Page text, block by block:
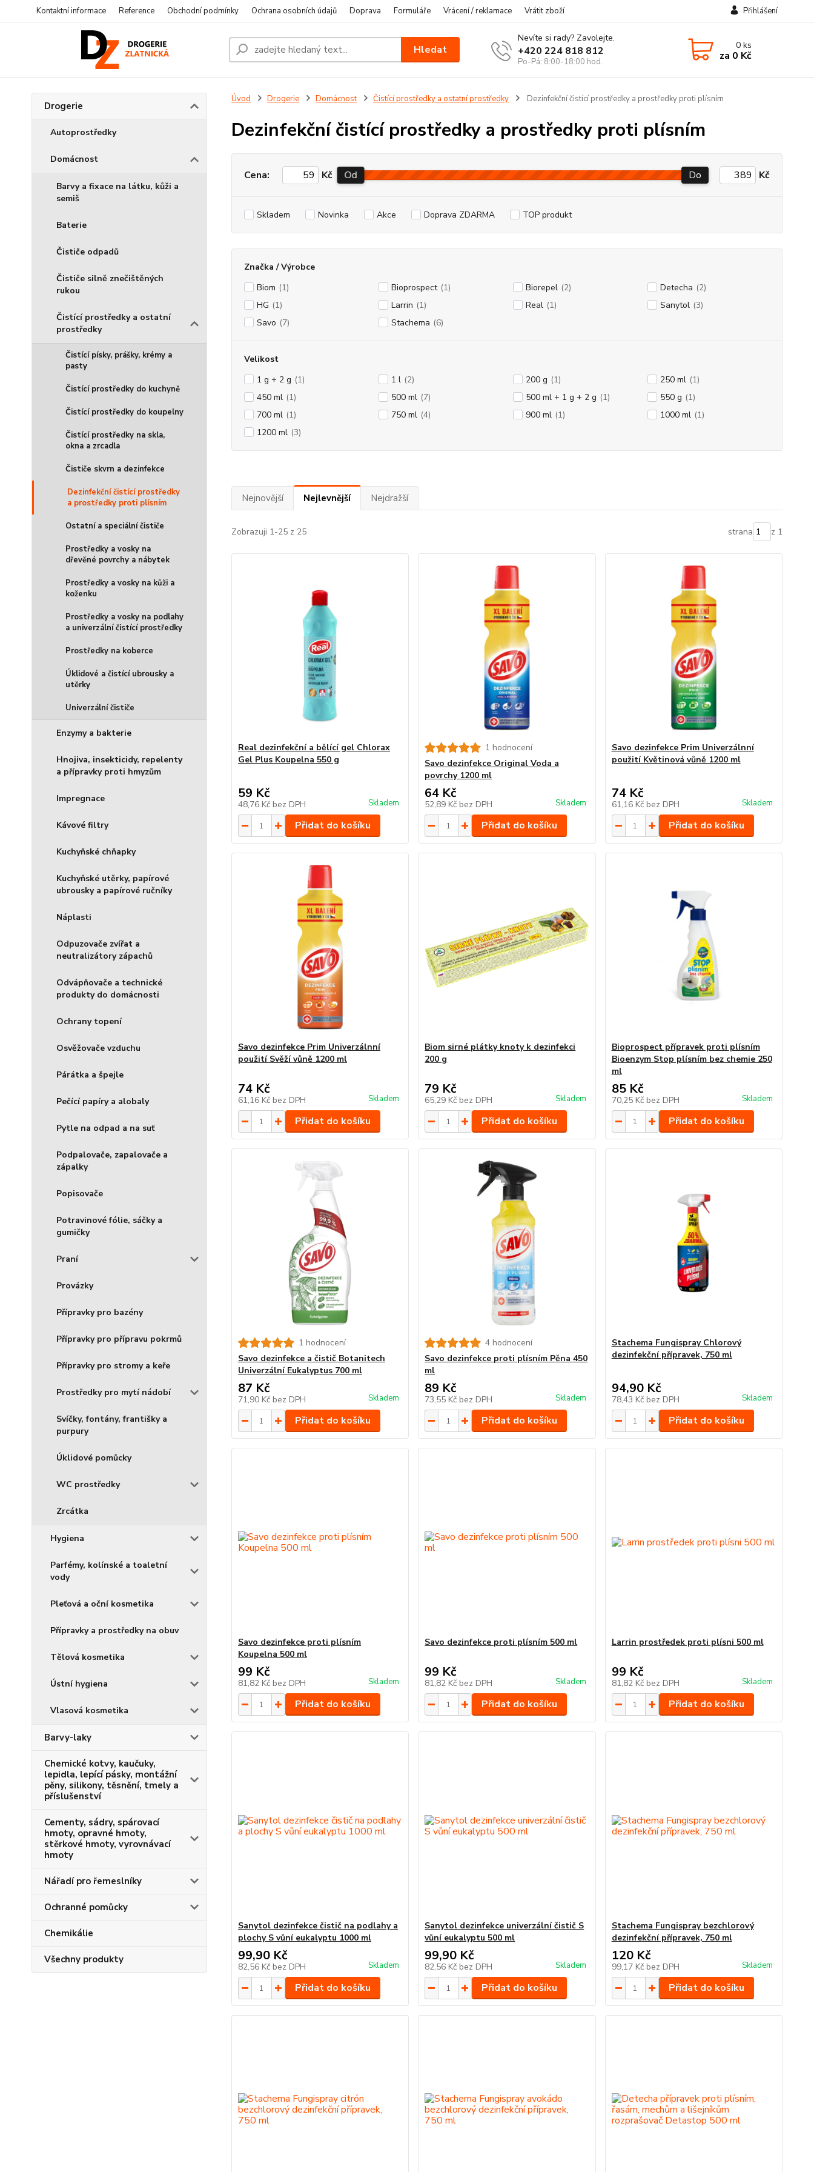
Kontaktní informace Reference Obchodní podmínky Ochrana osobních údajů Doprava Formuláře Vrácení / reklamace Vrátit zboží Přihlášení
Hledat
Nevíte si rady? Zavolejte.
+420 224 818 812
Po-Pá: 8:00-18:00 hod.
0ks
za 0 Kč
Drogerie
Autoprostředky
Domácnost
Barvy a fixace na látku, kůži a
semiš
Baterie
Čističe odpadů
Čističe silně znečištěných
rukou
Čistící prostředky a ostatní
prostředky
Čistící písky, prášky, krémy a
pasty
Čistící prostředky do kuchyně
Čistící prostředky do koupelny
Čistící prostředky na skla,
okna a zrcadla
Čističe skvrn a dezinfekce
Dezinfekční čistící prostředky
a prostředky proti plísním
Ostatní a speciální čističe
Prostředky a vosky na
dřevěné povrchy a nábytek
Prostředky a vosky na kůži a
koženku
Prostředky a vosky na podlahy
a univerzální čistící prostředky
Prostředky na koberce
Úklidové a čistící ubrousky a
utěrky
Univerzální čističe
Enzymy a bakterie
Hnojiva, insekticidy, repelenty
a přípravky proti hmyzům
Impregnace
Kávové filtry
Kuchyňské chňapky
Kuchyňské utěrky, papírové
ubrousky a papírové ručníky
Náplasti
Odpuzovače zvířat a
neutralizátory zápachů
Odvápňovače a technické
produkty do domácnosti
Ochrany topení
Osvěžovače vzduchu
Párátka a špejle
Pečící papíry a alobaly
Pytle na odpad a na suť
Podpalovače, zapalovače a
zápalky
Popisovače
Potravinové fólie, sáčky a
gumičky
Praní
Provázky
Přípravky pro bazény
Přípravky pro přípravu pokrmů
Přípravky pro stromy a keře
Prostředky pro mytí nádobí
Svíčky, fontány, františky a
purpury
Úklidové pomůcky
WC prostředky
Zrcátka
Hygiena
Parfémy, kolínské a toaletní
vody
Pleťová a oční kosmetika
Přípravky a prostředky na obuv
Tělová kosmetika
Ústní hygiena
Vlasová kosmetika
Barvy-laky
Chemické kotvy, kaučuky,
lepidla, lepící pásky, montážní
pěny, silikony, těsnění, tmely a
příslušenství
Cementy, sádry, spárovací
hmoty, opravné hmoty,
stěrkové hmoty, vyrovnávací
hmoty
Nářadí pro řemeslníky
Ochranné pomůcky
Chemikálie
Všechny produkty
Úvod Drogerie Domácnost Čistící prostředky a ostatní prostředky Dezinfekční čistící prostředky a prostředky proti plísním
Dezinfekční čistící prostředky a prostředky proti plísním
Cena: Kč Od Do Kč
Skladem Novinka Akce Doprava ZDARMA TOP produkt
Značka / Výrobce
Biom (1) Bioprospect (1) Biorepel (2) Detecha (2)
HG (1) Larrin (1) Real (1) Sanytol (3)
Savo (7) Stachema (6)
Velikost
1 g + 2 g (1) 1 l (2) 200 g (1) 250 ml (1)
450 ml (1) 500 ml (7) 500 ml + 1 g + 2 g (1) 550 g (1)
700 ml (1) 750 ml (4) 900 ml (1) 1000 ml (1)
1200 ml (3)
Nejnovější Nejlevnější Nejdražší
Zobrazuji 1-25 z 25 strana z 1
Real dezinfekční a bělící gel Chlorax
Gel Plus Koupelna 550 g
59 Kč
48,76 Kč bez DPH Skladem
Přidat do košíku
1 hodnocení
Savo dezinfekce Original Voda a
povrchy 1200 ml
64 Kč
52,89 Kč bez DPH Skladem
Přidat do košíku
Savo dezinfekce Prim Univerzálnní
použití Květinová vůně 1200 ml
74 Kč
61,16 Kč bez DPH Skladem
Přidat do košíku
Savo dezinfekce Prim Univerzálnní
použití Svěží vůně 1200 ml
74 Kč
61,16 Kč bez DPH Skladem
Přidat do košíku
Biom sirné plátky knoty k dezinfekci
200 g
79 Kč
65,29 Kč bez DPH Skladem
Přidat do košíku
Bioprospect přípravek proti plísním
Bioenzym Stop plísním bez chemie 250
ml
85 Kč
70,25 Kč bez DPH Skladem
Přidat do košíku
1 hodnocení
Savo dezinfekce a čistič Botanitech
Univerzální Eukalyptus 700 ml
87 Kč
71,90 Kč bez DPH Skladem
Přidat do košíku
4 hodnocení
Savo dezinfekce proti plísním Pěna 450
ml
89 Kč
73,55 Kč bez DPH Skladem
Přidat do košíku
Stachema Fungispray Chlorový
dezinfekční přípravek, 750 ml
94,90 Kč
78,43 Kč bez DPH Skladem
Přidat do košíku
Savo dezinfekce proti plísním
Koupelna 500 ml
99 Kč
81,82 Kč bez DPH Skladem
Přidat do košíku
Savo dezinfekce proti plísním 500 ml
99 Kč
81,82 Kč bez DPH Skladem
Přidat do košíku
Larrin prostředek proti plísni 500 ml
99 Kč
81,82 Kč bez DPH Skladem
Přidat do košíku
Sanytol dezinfekce čistič na podlahy a
plochy S vůní eukalyptu 1000 ml
99,90 Kč
82,56 Kč bez DPH Skladem
Přidat do košíku
Sanytol dezinfekce univerzální čistič S
vůní eukalyptu 500 ml
99,90 Kč
82,56 Kč bez DPH Skladem
Přidat do košíku
Stachema Fungispray bezchlorový
dezinfekční přípravek, 750 ml
120 Kč
99,17 Kč bez DPH Skladem
Přidat do košíku